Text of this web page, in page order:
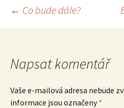
Navigace
pro
příspěvek
← Co bude dále?
Napsat komentář
Vaše e-mailová adresa nebude
informace jsou označeny*